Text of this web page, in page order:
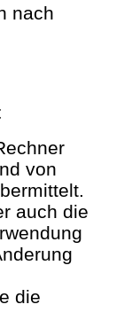
nach
von
auch die
die